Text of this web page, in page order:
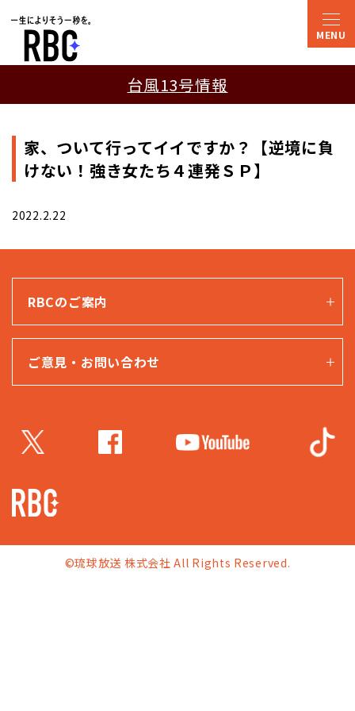
台風13号情報
家、ついて行ってイイですか？【逆境に負
けない！強き女たち４連発ＳＰ】
2022.2.22
RBCのご案内
ご意見・お問い合わせ
©琉球放送 株式会社 All Rights Reserved.